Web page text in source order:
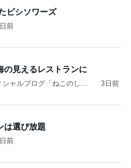
ビシソワーズ
前
の見えるレストランに
ャルブログ「ねこのしっ
3日前
は選び放題
前